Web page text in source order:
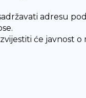
adresu
će javnost